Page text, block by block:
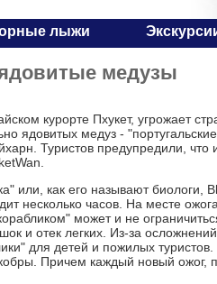
лыжи
медузы
курорте Пхукет, угрожает
ядовитых медуз -
Туристов предупредили, что
или, как его называют биологи,
несколько часов. На месте
может и не
и отек легких. Из-за
для детей и пожилых
Причем каждый новый ожог,